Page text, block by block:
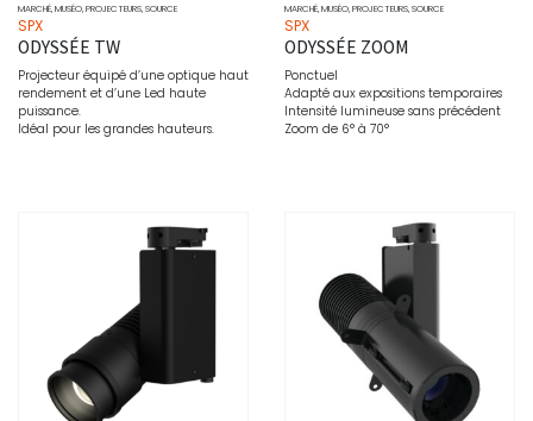
MARCHÉ,MUSÉO,PROJECTEURS,SOURCE
SPX
ODYSSÉE TW
Projecteur équipé d’une optique haut
rendement et d’une Led haute
puissance.
Idéal pour les grandes hauteurs.
MARCHÉ,MUSÉO,PROJECTEURS,SOURCE
SPX
ODYSSÉE ZOOM
Ponctuel
Adapté aux expositions temporaires
Intensité lumineuse sans précédent
Zoom de 6° à 70°